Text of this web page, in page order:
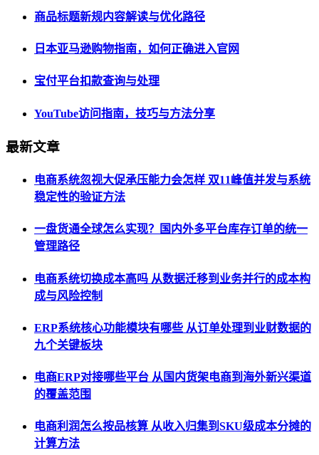
商品标题新规内容解读与优化路径
日本亚马逊购物指南，如何正确进入官网
宝付平台扣款查询与处理
YouTube访问指南，技巧与方法分享
最新文章
电商系统忽视大促承压能力会怎样 双11峰值并发与系统
稳定性的验证方法
一盘货通全球怎么实现？国内外多平台库存订单的统一
管理路径
电商系统切换成本高吗 从数据迁移到业务并行的成本构
成与风险控制
ERP系统核心功能模块有哪些 从订单处理到业财数据的
九个关键板块
电商ERP对接哪些平台 从国内货架电商到海外新兴渠道
的覆盖范围
电商利润怎么按品核算 从收入归集到SKU级成本分摊的
计算方法